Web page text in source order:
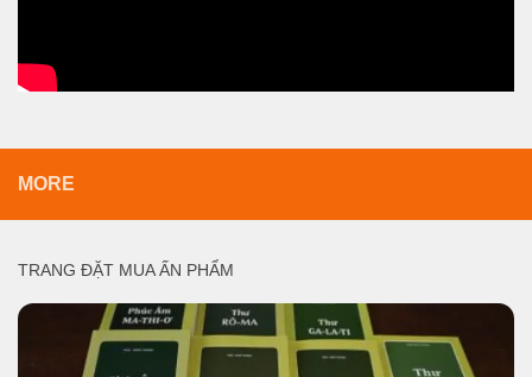
MORE
TRANG ĐẶT MUA ẤN PHẨM